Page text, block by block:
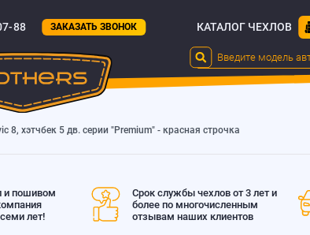
88 ЗАКАЗАТЬ ЗВОНОК КАТАЛОГ ЧЕХЛОВ
8, хэтчбек 5 дв. серии "Premium" - красная строчка
и пошивом
лет!
Срок службы чехлов от 3 лет и
более по многочисленным
отзывам наших клиентов